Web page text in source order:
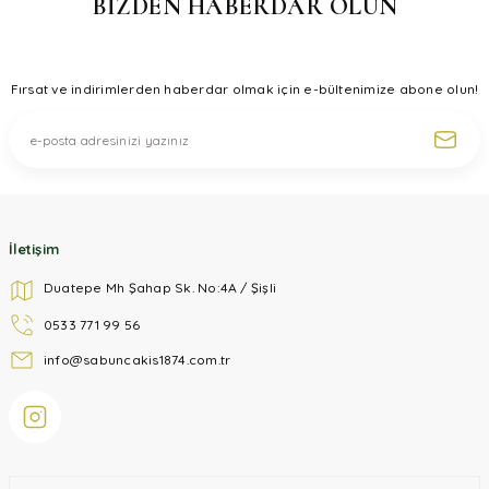
Bu ürüne benzer farklı alternatifler olmalı.
BİZDEN HABERDAR OLUN
Fırsat ve indirimlerden haberdar olmak için e-bültenimize abone olun!
İletişim
Duatepe Mh Şahap Sk. No:4A / Şişli
0533 771 99 56
info@sabuncakis1874.com.tr